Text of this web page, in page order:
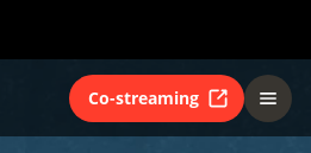
Co-streaming